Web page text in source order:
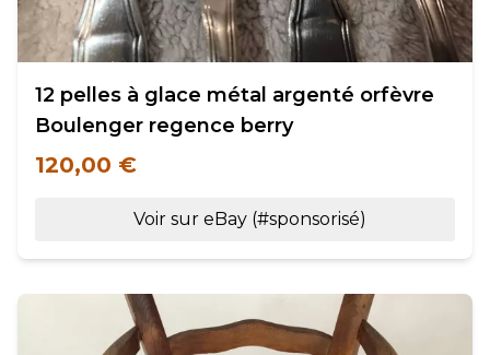
12 pelles à glace métal argenté orfèvre
Boulenger regence berry
120,00 €
Voir sur eBay (#sponsorisé)